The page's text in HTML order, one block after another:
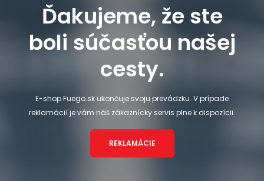
Ďakujeme, že ste
boli súčasťou našej
cesty.
E-shop Fuego.sk ukončuje svoju prevádzku. V prípade
reklamácií je vám náš zákaznícky servis plne k dispozícii.
REKLAMÁCIE